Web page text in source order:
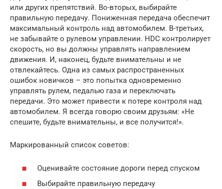
или других препятствий. Во-вторых, выбирайте
правильную передачу. Пониженная передача обеспечит
максимальный контроль над автомобилем. В-третьих,
не забывайте о рулевом управлении. HDC контролирует
скорость, но вы должны управлять направлением
движения. И, наконец, будьте внимательны и не
отвлекайтесь. Одна из самых распространенных
ошибок новичков – это попытка одновременно
управлять рулем, педалью газа и переключать
передачи. Это может привести к потере контроля над
автомобилем. Я всегда говорю своим друзьям: «Не
спешите, будьте внимательны, и все получится!».
Маркированный список советов:
Оценивайте состояние дороги перед спуском
Выбирайте правильную передачу